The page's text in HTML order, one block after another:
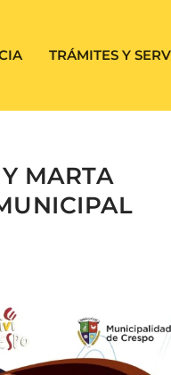
TRÁMITES Y
MARTA